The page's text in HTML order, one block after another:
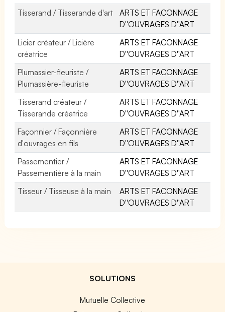
Tisserand / Tisserande d'art
ARTS ET FACONNAGE
D''OUVRAGES D''ART
Licier créateur / Licière
créatrice
ARTS ET FACONNAGE
D''OUVRAGES D''ART
Plumassier-fleuriste /
Plumassière-fleuriste
ARTS ET FACONNAGE
D''OUVRAGES D''ART
Tisserand créateur /
Tisserande créatrice
ARTS ET FACONNAGE
D''OUVRAGES D''ART
Façonnier / Façonnière
d'ouvrages en fils
ARTS ET FACONNAGE
D''OUVRAGES D''ART
Passementier /
Passementière à la main
ARTS ET FACONNAGE
D''OUVRAGES D''ART
Tisseur / Tisseuse à la main
ARTS ET FACONNAGE
D''OUVRAGES D''ART
SOLUTIONS
Mutuelle Collective